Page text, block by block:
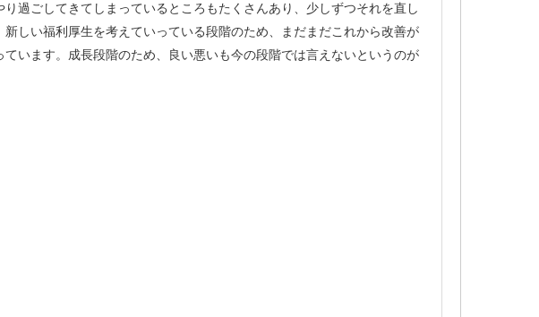
り過ごしてきてしまっているところもたくさんあり、少しずつそれを直し
新しい福利厚生を考えていっている段階のため、まだまだこれから改善が
ています。成長段階のため、良い悪いも今の段階では言えないというのが